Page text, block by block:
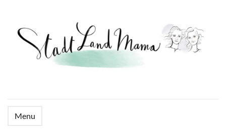
Menu